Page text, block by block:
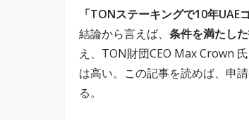
「TONステーキングで10年UAE
結論から言えば、 条件を満たし
え、TON財団CEO Max Crown
は高い。この記事を読めば、申
る。